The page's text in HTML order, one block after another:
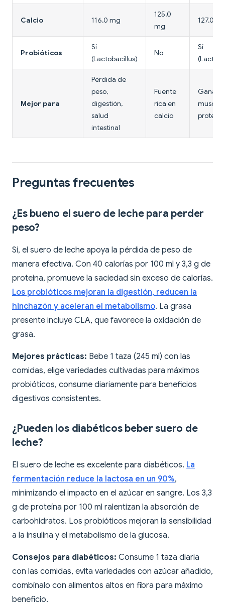
Calcio 116,0 mg
125,0
mg
127,0
Probióticos
Sí
(Lactobacillus)
No
Sí
Mejor para
Pérdida de
peso,
digestión,
salud
intestinal
Fuente
rica en
calcio
proteína
Preguntas frecuentes
¿Es bueno el suero de leche para perder
peso?
Sí, el suero de leche apoya la pérdida de peso de
manera efectiva. Con 40 calorías por 100 ml y 3,3 g de
proteína, promueve la saciedad sin exceso de calorías.
Los probióticos mejoran la digestión, reducen la
hinchazón y aceleran el metabolismo. La grasa
presente incluye CLA, que favorece la oxidación de
grasa.
Mejores prácticas: Bebe 1 taza (245 ml) con las
comidas, elige variedades cultivadas para máximos
probióticos, consume diariamente para beneficios
digestivos consistentes.
¿Pueden los diabéticos beber suero de
leche?
El suero de leche es excelente para diabéticos. La
fermentación reduce la lactosa en un 90%,
minimizando el impacto en el azúcar en sangre. Los 3,3
g de proteína por 100 ml ralentizan la absorción de
carbohidratos. Los probióticos mejoran la sensibilidad
a la insulina y el metabolismo de la glucosa.
Consejos para diabéticos: Consume 1 taza diaria
con las comidas, evita variedades con azúcar añadido,
combínalo con alimentos altos en fibra para máximo
beneficio.